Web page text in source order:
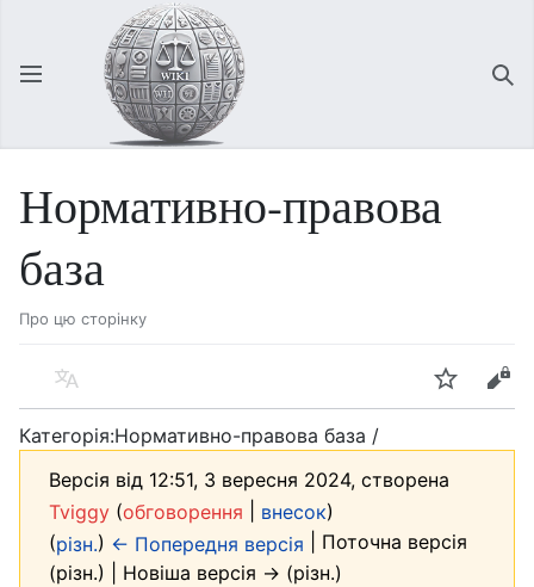
Відкрити головне меню
Нормативно-правова
база
Про цю сторінку
Мова Спостерігати
Редагувати
Категорія:Нормативно-правова база /
Версія від 12:51, 3 вересня 2024, створена
Tviggy (обговорення внесок)
(різн.) ← Попередня версія | Поточна версія
(різн.) | Новіша версія → (різн.)